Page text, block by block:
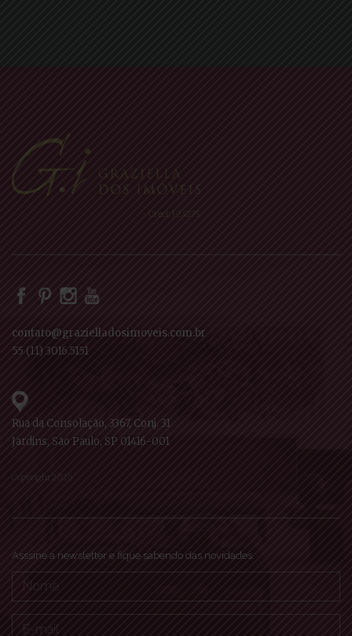
Creci: J-24275
contato@grazielladosimoveis.com.br
55 (11) 3016.5151
Rua da Consolação, 3367, Conj. 31
Jardins, São Paulo, SP 01416-001
Copyright 2026
Asssine a newsletter e fique sabendo das novidades.